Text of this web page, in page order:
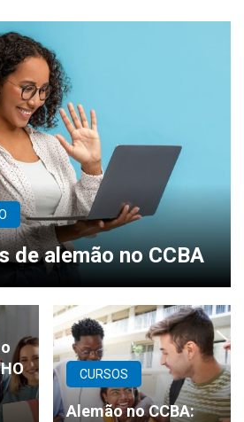
de alemão no CCBA
CURSOS
Alemão no CCBA: